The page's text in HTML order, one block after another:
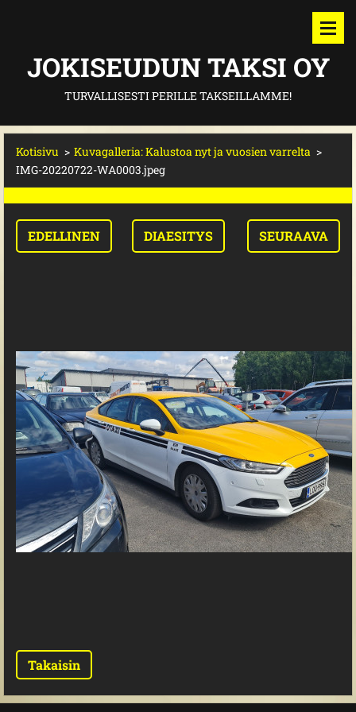
JOKISEUDUN TAKSI OY
TURVALLISESTI PERILLE TAKSEILLAMME!
Kotisivu > Kuvagalleria: Kalustoa nyt ja vuosien varrelta >
IMG-20220722-WA0003.jpeg
EDELLINEN DIAESITYS SEURAAVA
Takaisin